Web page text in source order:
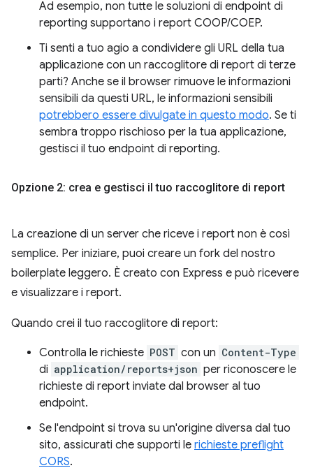
Ad esempio, non tutte le soluzioni di endpoint di
reporting supportano i report COOP/COEP.
Ti senti a tuo agio a condividere gli URL della tua
applicazione con un raccoglitore di report di terze
parti? Anche se il browser rimuove le informazioni
sensibili da questi URL, le informazioni sensibili
potrebbero essere divulgate in questo modo. Se ti
sembra troppo rischioso per la tua applicazione,
gestisci il tuo endpoint di reporting.
Opzione 2: crea e gestisci il tuo raccoglitore di report
La creazione di un server che riceve i report non è così
semplice. Per iniziare, puoi creare un fork del nostro
boilerplate leggero. È creato con Express e può ricevere
e visualizzare i report.
Quando crei il tuo raccoglitore di report:
Controlla le richieste POST con un Content-Type
di application/reports+json per riconoscere le
richieste di report inviate dal browser al tuo
endpoint.
Se l'endpoint si trova su un'origine diversa dal tuo
sito, assicurati che supporti le richieste preflight
CORS.